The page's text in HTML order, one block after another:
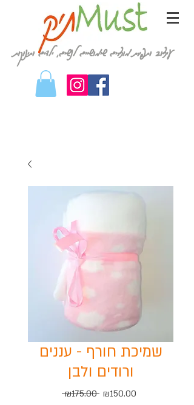
עיצוב ותפירת מוצרים שימושיים לנשים, ילדים ותינוקות
שמיכת חורף - עננים
ורודים ולבן
₪175.00 Regular
₪150.00